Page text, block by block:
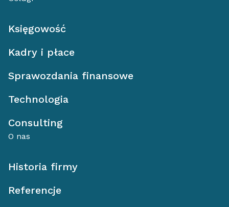
Księgowość
Kadry i płace
Sprawozdania finansowe
Technologia
Consulting
O nas
Historia firmy
Referencje